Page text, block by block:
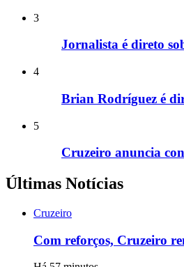
3
Jornalista é direto
4
Brian Rodríguez é
5
Cruzeiro anuncia
Últimas Notícias
Cruzeiro
Com reforços, Cruzeiro